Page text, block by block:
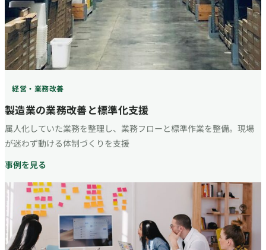
経営・業務改善
製造業の業務改善と標準化支援
属人化していた業務を整理し、業務フローと標準作業を整備。現場
が迷わず動ける体制づくりを支援
事例を見る